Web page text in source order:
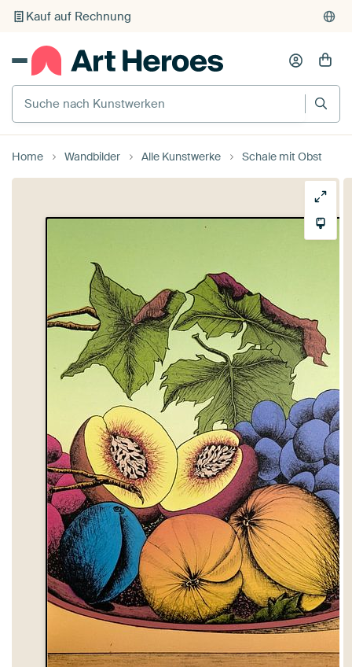
Kauf auf Rechnung
Individueller Druck auf Bestellung
Suche nach Kunstwerken
Home Wandbilder Alle Kunstwerke Schale mit Obst